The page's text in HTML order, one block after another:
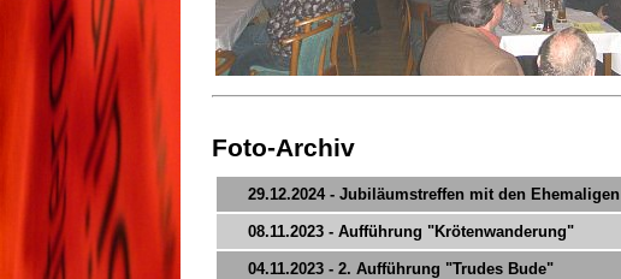
Foto-Archiv
29.12.2024 - Jubiläumstreffen mit den Ehemaligen
08.11.2023 - Aufführung "Krötenwanderung"
04.11.2023 - 2. Aufführung "Trudes Bude"